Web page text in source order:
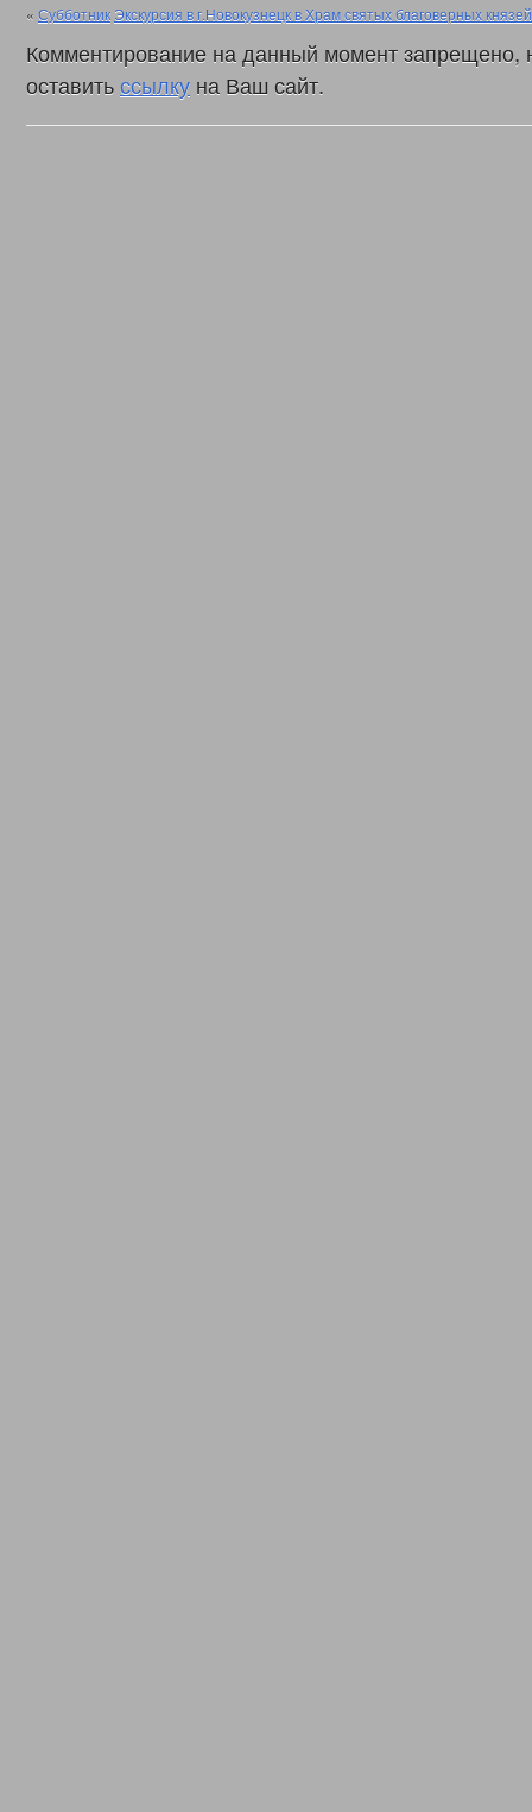
« Субботник Экскурсия в г.Новокузнецк в Храм святых благоверных
Комментирование на данный момент запрещено,
оставитьссылку на Ваш сайт.